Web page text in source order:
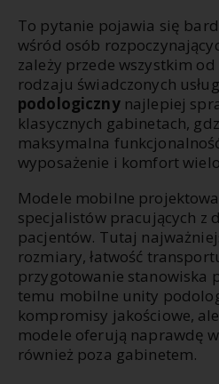
To pytanie pojawia się
wśród osób
zależy przede wszystkim
rodzaju świadczonych
podologicznynajlepiej
klasycznych gabinetach,
maksymalna
wyposażenie i komfort
Modele mobilne
specjalistów pracujących z
pacjentów. Tutaj
rozmiary, łatwość
przygotowanie stanowiska
temu mobilne unity
kompromisy jakościowe,
modele oferują naprawdę
również poza gabinetem.